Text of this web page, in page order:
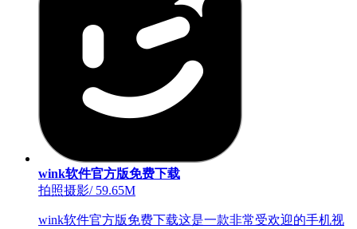
wink软件官方版免费下载
拍照摄影/59.65M
wink软件官方版免费下载这是一款非常受欢迎的手机视